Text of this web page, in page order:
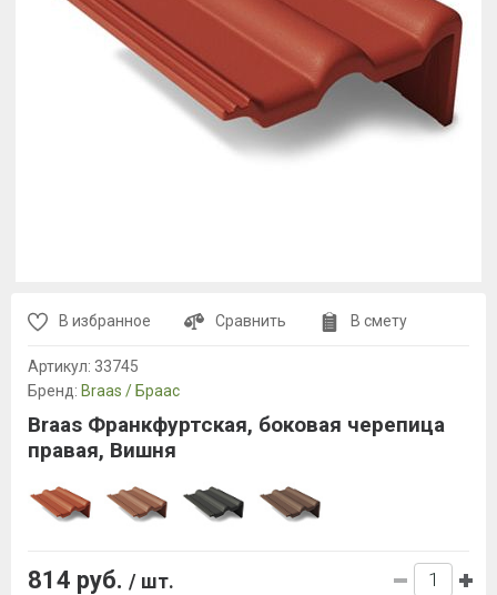
В избранное Сравнить В смету
Артикул: 33745
Бренд: Braas / Браас
Braas Франкфуртская, боковая черепица
правая, Вишня
814 руб. / шт.